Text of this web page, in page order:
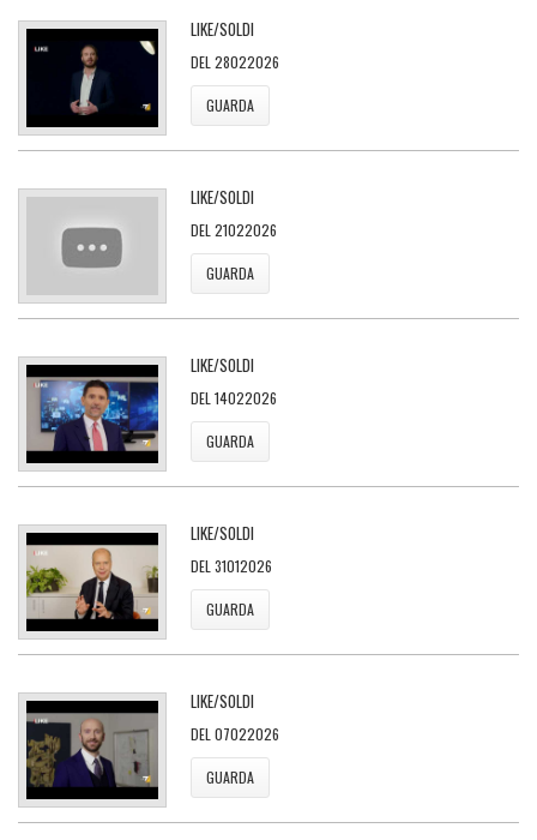
LIKE/SOLDI
DEL 28022026
GUARDA
LIKE/SOLDI
DEL 21022026
GUARDA
LIKE/SOLDI
DEL 14022026
GUARDA
LIKE/SOLDI
DEL 31012026
GUARDA
LIKE/SOLDI
DEL 07022026
GUARDA